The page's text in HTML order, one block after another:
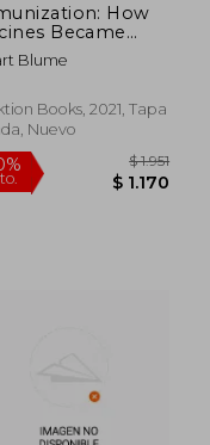
40%
dcto.
How
Became
(en
Blume
Books, 2021, Tapa
Nuevo